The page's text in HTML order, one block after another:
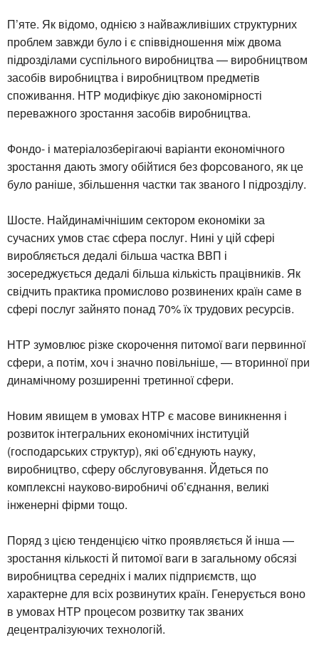
П’яте. Як відомо, однією з найважливіших структурних
проблем завжди було і є співвідношення між двома
підрозділами суспільного виробництва — виробництвом
засобів виробництва і виробництвом предметів
споживання. НТР модифікує дію закономірності
переважного зростання засобів виробництва.
Фондо- і матеріалозберігаючі варіанти економічного
зростання дають змогу обійтися без форсованого, як це
було раніше, збільшення частки так званого І підрозділу.
Шосте. Найдинамічнішим сектором економіки за
сучасних умов стає сфера послуг. Нині у цій сфері
виробляється дедалі більша частка ВВП і
зосереджується дедалі більша кількість працівників. Як
свідчить практика промислово розвинених країн саме в
сфері послуг зайнято понад 70% їх трудових ресурсів.
НТР зумовлює різке скорочення питомої ваги первинної
сфери, а потім, хоч і значно повільніше, — вторинної при
динамічному розширенні третинної сфери.
Новим явищем в умовах НТР є масове виникнення і
розвиток інтегральних економічних інституцій
(господарських структур), які об’єднують науку,
виробництво, сферу обслуговування. Йдеться по
комплексні науково-виробничі об’єднання, великі
інженерні фірми тощо.
Поряд з цією тенденцією чітко проявляється й інша —
зростання кількості й питомої ваги в загальному обсязі
виробництва середніх і малих підприємств, що
характерне для всіх розвинутих країн. Генерується воно
в умовах НТР процесом розвитку так званих
децентралізуючих технологій.